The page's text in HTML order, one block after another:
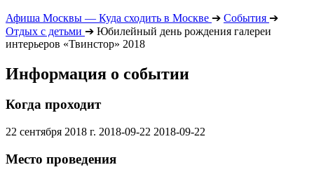
Афиша Москвы — Куда сходить в Москве ➔ События ➔
Отдых с детьми ➔ Юбилейный день рождения галереи
интерьеров «Твинстор» 2018
Информация о событии
Когда проходит
22 сентября 2018 г. 2018-09-22 2018-09-22
Место проведения